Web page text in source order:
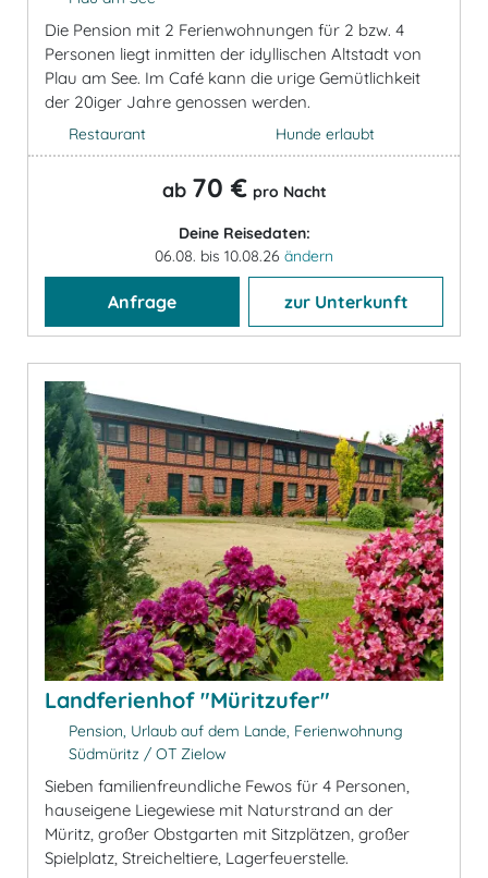
Die Pension mit 2 Ferienwohnungen für 2 bzw. 4
Personen liegt inmitten der idyllischen Altstadt von
Plau am See. Im Café kann die urige Gemütlichkeit
der 20iger Jahre genossen werden.
Restaurant Hunde erlaubt
ab 70 € pro Nacht
Deine Reisedaten:
06.08. bis 10.08.26 ändern
Anfrage zur Unterkunft
Landferienhof "Müritzufer"
Pension, Urlaub auf dem Lande, Ferienwohnung
Südmüritz / OT Zielow
Sieben familienfreundliche Fewos für 4 Personen,
hauseigene Liegewiese mit Naturstrand an der
Müritz, großer Obstgarten mit Sitzplätzen, großer
Spielplatz, Streicheltiere, Lagerfeuerstelle.